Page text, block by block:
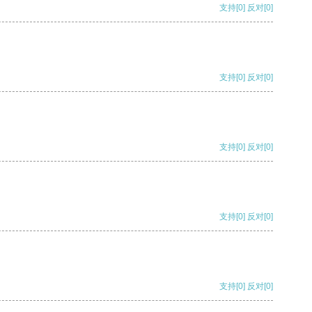
支持[0] 反对[0]
支持[0] 反对[0]
支持[0] 反对[0]
支持[0] 反对[0]
支持[0] 反对[0]